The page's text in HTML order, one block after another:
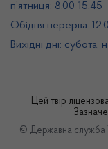
п’ятниця: 8.00-15.45
Обідня перерва:
Вихідні дні: субота,
Цей твір
© Державна служба